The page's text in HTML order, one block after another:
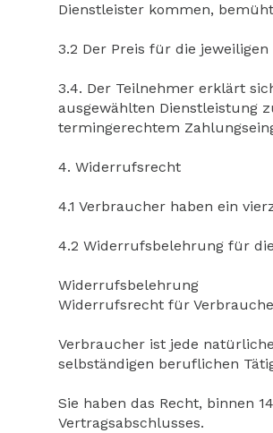
Dienstleister kommen,
3.2 Der Preis für die
3.4. Der Teilnehmer erklärt
ausgewählten Dienstleistung
termingerechtem
4. Widerrufsrecht
4.1 Verbraucher haben ein
4.2 Widerrufsbelehrung für
Widerrufsbelehrung
Widerrufsrecht für
Verbraucher ist jede
selbständigen beruflichen
Sie haben das Recht, binnen
Vertragsabschlusses.